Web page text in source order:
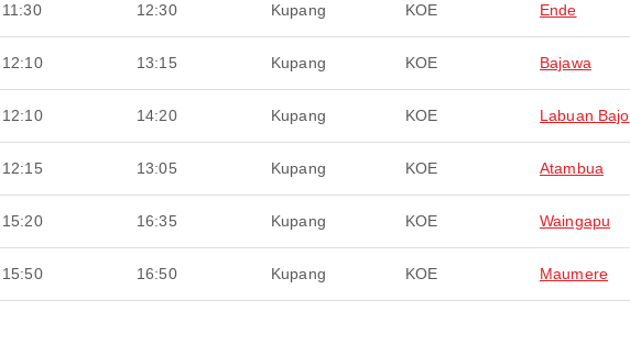
11:30 12:30 Kupang KOE Ende
12:10 13:15 Kupang KOE Bajawa
12:10 14:20 Kupang KOE Labuan Bajo
12:15 13:05 Kupang KOE Atambua
15:20 16:35 Kupang KOE Waingapu
15:50 16:50 Kupang KOE Maumere